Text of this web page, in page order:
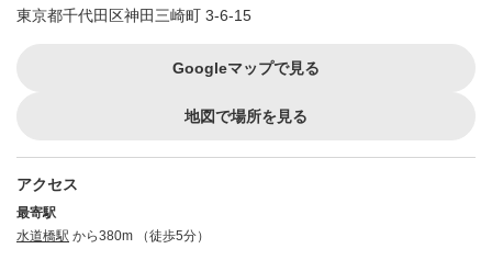
東京都千代田区神田三崎町 3-6-15
Googleマップで見る
地図で場所を見る
アクセス
最寄駅
水道橋駅 から380m （徒歩5分）